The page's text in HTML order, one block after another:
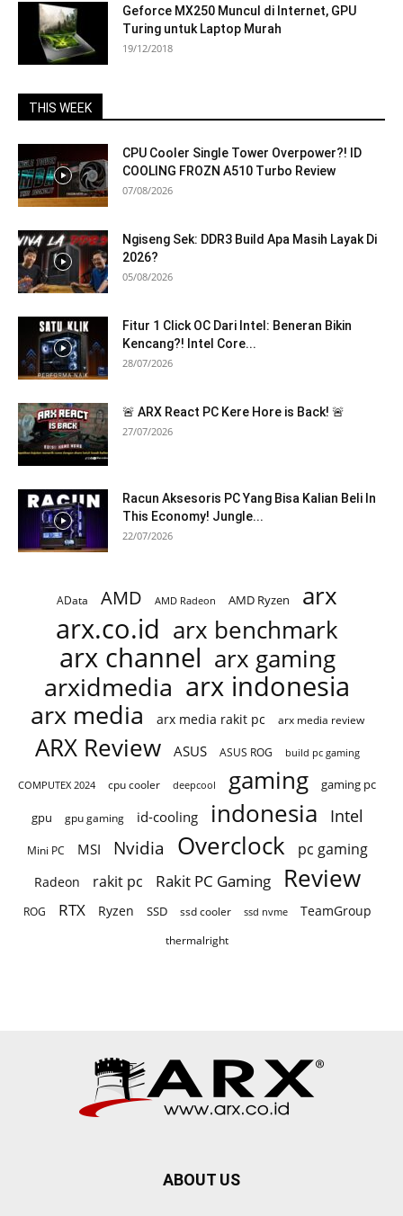
Geforce MX250 Muncul di Internet, GPU
Turing untuk Laptop Murah
19/12/2018
THIS WEEK
CPU Cooler Single Tower Overpower?! ID
COOLING FROZN A510 Turbo Review
07/08/2026
Ngiseng Sek: DDR3 Build Apa Masih Layak Di
2026?
05/08/2026
Fitur 1 Click OC Dari Intel: Beneran Bikin
Kencang?! Intel Core...
28/07/2026
🚨 ARX React PC Kere Hore is Back! 🚨
27/07/2026
Racun Aksesoris PC Yang Bisa Kalian Beli In
This Economy! Jungle...
22/07/2026
AData AMD AMD Radeon AMD Ryzen arx
arx.co.id arx benchmark
arx channel arx gaming
arxidmedia arx indonesia
arx media arx media rakit pc arx media review
ARX Review ASUS ASUS ROG build pc gaming
COMPUTEX 2024 cpu cooler deepcool gaming gaming pc
gpu gpu gaming id-cooling indonesia Intel
Mini PC MSI Nvidia Overclock pc gaming
Radeon rakit pc Rakit PC Gaming Review
ROG RTX Ryzen SSD ssd cooler ssd nvme TeamGroup
thermalright
ABOUT US